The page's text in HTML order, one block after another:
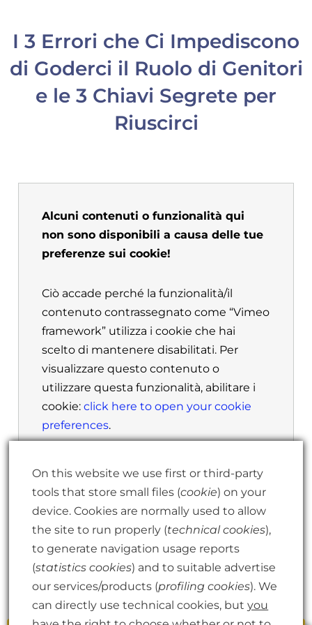
I 3 Errori che Ci Impediscono
di Goderci il Ruolo di Genitori
e le 3 Chiavi Segrete per
Riuscirci
Alcuni contenuti o funzionalità qui
non sono disponibili a causa delle tue
preferenze sui cookie!
Ciò accade perché la funzionalità/il
contenuto contrassegnato come “Vimeo
framework” utilizza i cookie che hai
scelto di mantenere disabilitati. Per
visualizzare questo contenuto o
utilizzare questa funzionalità, abilitare i
cookie:click here to open your cookie
preferences.
Questo Workshop è
INTENSO e ricco di PEPITE.
Da non perdere! Guardalo
finché è disponibile!
On this website we use first or third-party
tools that store small files (cookie) on your
device. Cookies are normally used to allow
the site to run properly (technical cookies),
to generate navigation usage reports
(statistics cookies) and to suitable advertise
our services/products (profiling cookies). We
can directly use technical cookies, butyou